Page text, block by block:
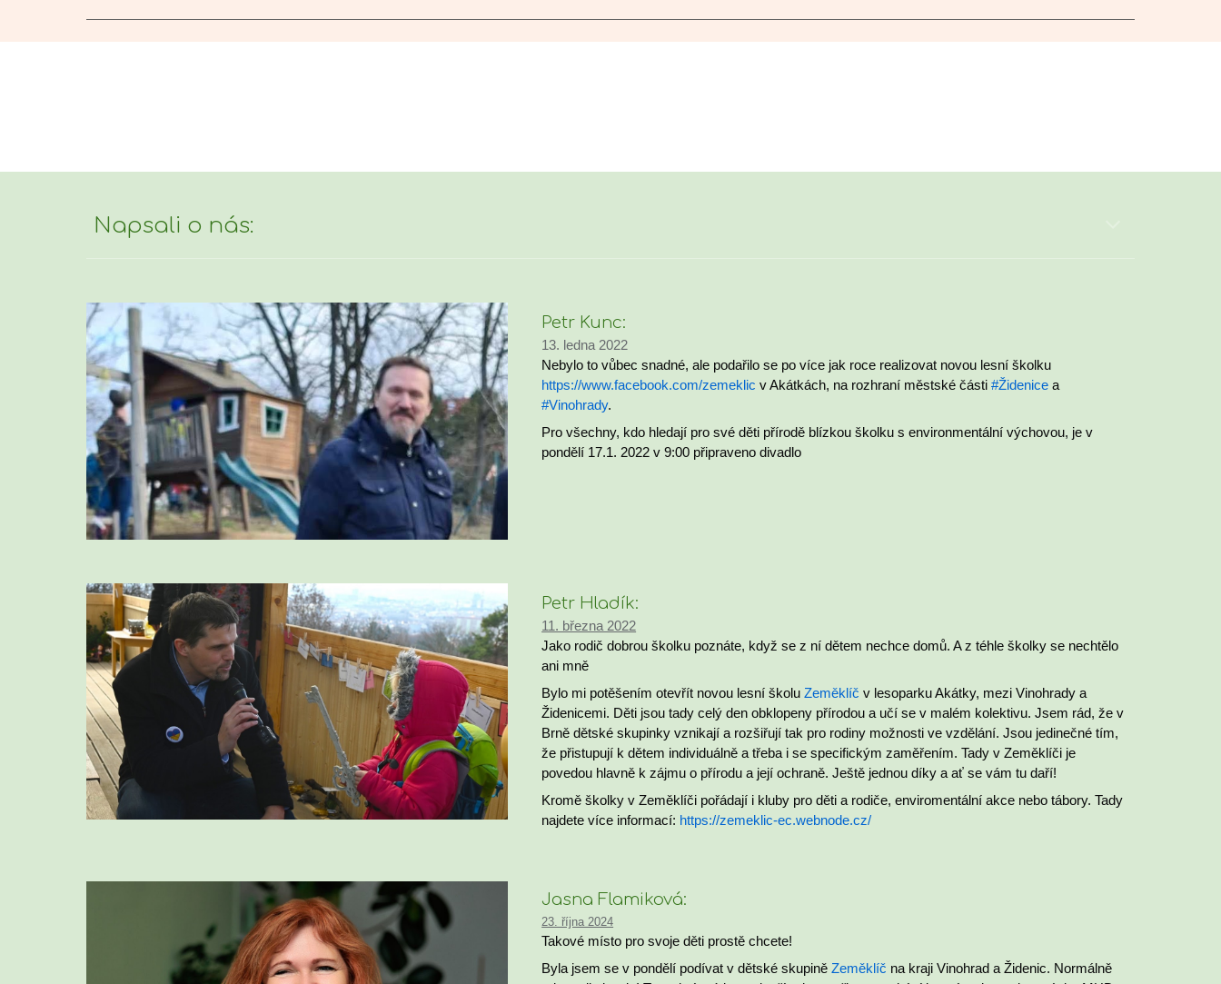
Napsali o nás:
Petr Kunc:
13. ledna 2022
Nebylo to vůbec snadné, ale podařilo se po více jak roce realizovat novou lesní školku
https://www.facebook.com/zemeklic v Akátkách, na rozhraní městské části #Židenice a
#Vinohrady.
Pro všechny, kdo hledají pro své děti přírodě blízkou školku s environmentální výchovou, je v
pondělí 17.1. 2022 v 9:00 připraveno divadlo
Petr Hladík:
11. března 2022
Jako rodič dobrou školku poznáte, když se z ní dětem nechce domů. A z téhle školky se nechtělo
ani mně
Bylo mi potěšením otevřít novou lesní školu Zeměklíč v lesoparku Akátky, mezi Vinohrady a
Židenicemi. Děti jsou tady celý den obklopeny přírodou a učí se v malém kolektivu. Jsem rád, že v
Brně dětské skupinky vznikají a rozšiřují tak pro rodiny možnosti ve vzdělání. Jsou jedinečné tím,
že přistupují k dětem individuálně a třeba i se specifickým zaměřením. Tady v Zeměklíči je
povedou hlavně k zájmu o přírodu a její ochraně. Ještě jednou díky a ať se vám tu daří!
Kromě školky v Zeměklíči pořádají i kluby pro děti a rodiče, enviromentální akce nebo tábory. Tady
najdete více informací: https://zemeklic-ec.webnode.cz/
Jasna Flamiková:
23. října 2024
Takové místo pro svoje děti prostě chcete!
Byla jsem se v pondělí podívat v dětské skupině Zeměklíč na kraji Vinohrad a Židenic. Normálně